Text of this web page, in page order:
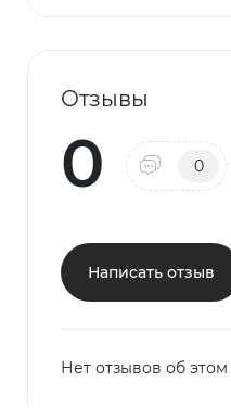
Отзывы
0 0
Написать отзыв
Нет отзывов об этом